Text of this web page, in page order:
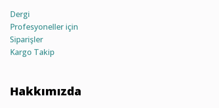
Dergi
Profesyoneller için
Siparişler
Kargo Takip
Hakkımızda